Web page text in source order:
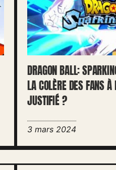
DRAGON BALL:
LA COLÈRE DES FANS
JUSTIFIÉ ?
3 mars 2024